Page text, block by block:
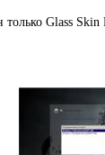
Glass Skin